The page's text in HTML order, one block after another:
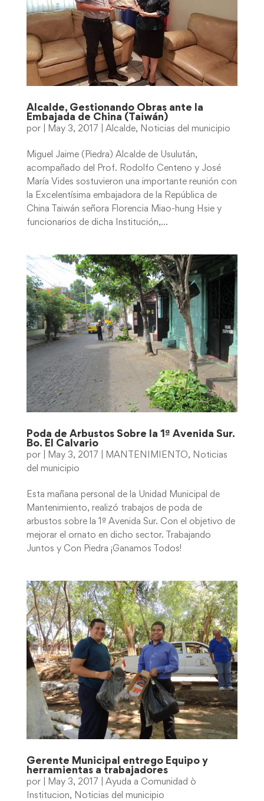
Alcalde, Gestionando Obras ante la
Embajada de China (Taiwán)
por May 3, 2017 Alcalde, Noticias del municipio
Miguel Jaime (Piedra) Alcalde de Usulután,
acompañado del Prof. Rodolfo Centeno y José
María Vides sostuvieron una importante reunión con
la Excelentísima embajadora de la República de
China Taiwán señora Florencia Miao-hung Hsie y
funcionarios de dicha Institución,...
Poda de Arbustos Sobre la 1ª Avenida Sur.
Bo. El Calvario
por May 3, 2017 MANTENIMIENTO,
Noticias
del municipio
Esta mañana personal de la Unidad Municipal de
Mantenimiento, realizó trabajos de poda de
arbustos sobre la 1ª Avenida Sur. Con el objetivo de
mejorar el ornato en dicho sector. Trabajando
Juntos y Con Piedra ¡Ganamos Todos!
Gerente Municipal entrego Equipo y
herramientas a trabajadores
por May 3, 2017
Ayuda a Comunidad ò
Institucion, Noticias del municipio